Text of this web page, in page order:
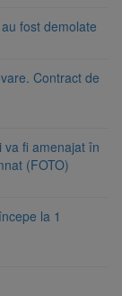
fost demolate
Contract de
va fi amenajat în
(FOTO)
la 1